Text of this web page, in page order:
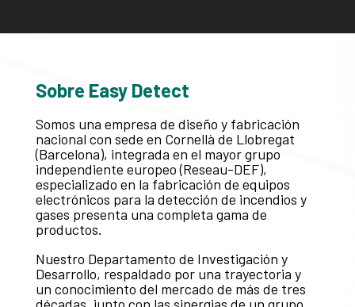
Sobre Easy Detect
Somos una empresa de diseño y fabricación
nacional con sede en Cornellà de Llobregat
(Barcelona), integrada en el mayor grupo
independiente europeo (Reseau-DEF),
especializado en la fabricación de equipos
electrónicos para la detección de incendios y
gases presenta una completa gama de
productos.
Nuestro Departamento de Investigación y
Desarrollo, respaldado por una trayectoria y
un conocimiento del mercado de más de tres